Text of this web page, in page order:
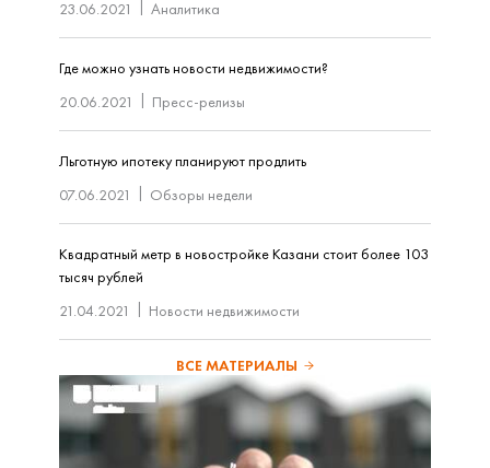
23.06.2021 Аналитика
Где можно узнать новости недвижимости?
20.06.2021
Пресс-релизы
Льготную ипотеку планируют продлить
07.06.2021
Обзоры недели
Квадратный метр в новостройке Казани стоит более 103
тысяч рублей
21.04.2021
Новости недвижимости
ВСЕ МАТЕРИАЛЫ